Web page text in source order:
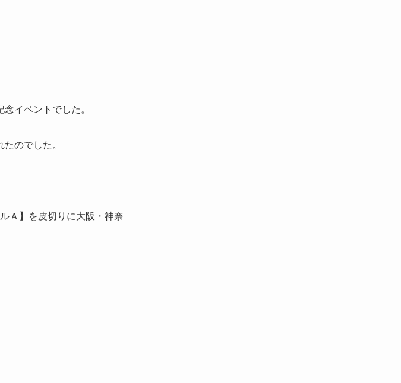
イベントでした。
たのでした。
】を皮切りに大阪・神奈